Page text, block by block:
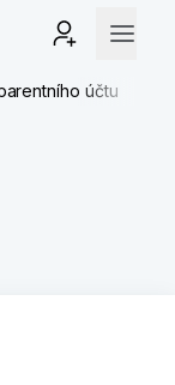
účtu